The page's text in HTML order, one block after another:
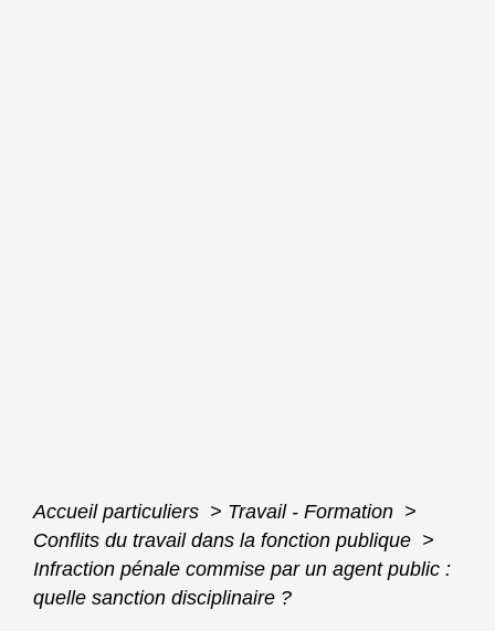
Accueil particuliers > Travail - Formation >
Conflits du travail dans la fonction publique >
Infraction pénale commise par un agent public :
quelle sanction disciplinaire ?